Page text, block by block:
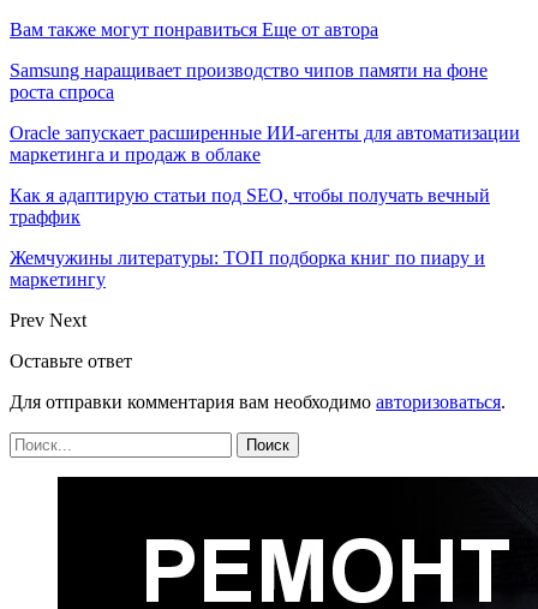
Вам также могут понравиться Еще от автора
Samsung наращивает производство чипов памяти на фоне
роста спроса
Oracle запускает расширенные ИИ‑агенты для автоматизации
маркетинга и продаж в облаке
Как я адаптирую статьи под SEO, чтобы получать вечный
траффик
Жемчужины литературы: ТОП подборка книг по пиару и
маркетингу
Prev Next
Оставьте ответ
Для отправки комментария вам необходимо авторизоваться.